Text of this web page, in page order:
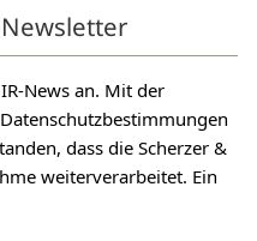
Newsletter
News an. Mit der
dass die Scherzer &
weiterverarbeitet. Ein